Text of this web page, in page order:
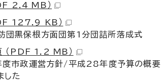
2.4 MB）
127.9 KB）
団黒保根方面団第1分団詰所落成式
（PDF 1.2 MB）
市政運営方針/平成28年度予算の概要/「
した